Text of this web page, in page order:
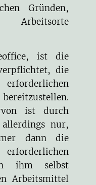
Gründen,
ist die
die
ist durch
nur,
dann die
ihm selbst
Arbeitsmittel